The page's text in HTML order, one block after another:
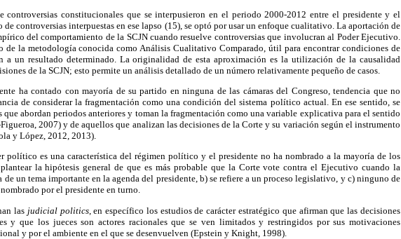
controversias constitucionales que se interpusieron en el periodo 2000-2012 entre el presidente y el
controversias interpuestas en ese lapso (15), se optó por usar un enfoque cualitativo. La aportación de
del comportamiento de la SCJN cuando resuelve controversias que involucran al Poder Ejecutivo.
de la metodología conocida como Análisis Cualitativo Comparado, útil para encontrar condiciones de
a un resultado determinado. La originalidad de esta aproximación es la utilización de la causalidad
de la SCJN; esto permite un análisis detallado de un número relativamente pequeño de casos.
ha contado con mayoría de su partido en ninguna de las cámaras del Congreso, tendencia que no
de considerar la fragmentación como una condición del sistema político actual. En ese sentido, se
que abordan periodos anteriores y toman la fragmentación como una variable explicativa para el sentido
2007) y de aquellos que analizan las decisiones de la Corte y su variación según el instrumento
y López, 2012, 2013).
político es una característica del régimen político y el presidente no ha nombrado a la mayoría de los
la hipótesis general de que es más probable que la Corte vote contra el Ejecutivo cuando la
un tema importante en la agenda del presidente, b) se refiere a un proceso legislativo, y c) ninguno de
por el presidente en turno.
las judicial politics, en específico los estudios de carácter estratégico que afirman que las decisiones
y que los jueces son actores racionales que se ven limitados y restringidos por sus motivaciones
y por el ambiente en el que se desenvuelven (Epstein y Knight, 1998).